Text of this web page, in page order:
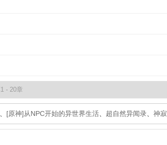
[原神]从NPC开始的异世界生活 超自然异闻录 神寂